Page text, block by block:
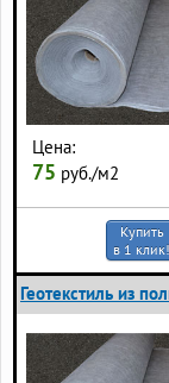
Цена:
75 руб./м2
Купить
в 1 клик!
Геотекстиль из